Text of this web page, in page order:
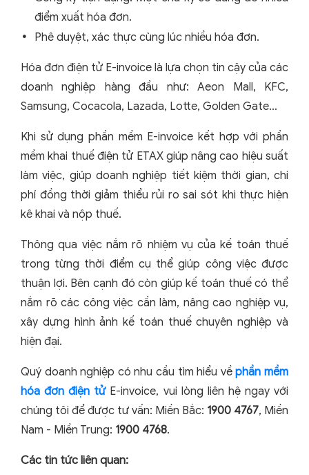
điểm xuất hóa đơn.
Phê duyệt, xác thực cùng lúc nhiều hóa đơn.
Hóa đơn điện tử E-invoice là lựa chọn tin cậy của các
doanh nghiệp hàng đầu như: Aeon Mall, KFC,
Samsung, Cocacola, Lazada, Lotte, Golden Gate…
Khi sử dụng phần mềm E-invoice kết hợp với phần
mềm khai thuế điện tử ETAX giúp nâng cao hiệu suất
làm việc, giúp doanh nghiệp tiết kiệm thời gian, chi
phí đồng thời giảm thiểu rủi ro sai sót khi thực hiện
kê khai và nộp thuế.
Thông qua việc nắm rõ nhiệm vụ của kế toán thuế
trong từng thời điểm cụ thể giúp công việc được
thuận lợi. Bên cạnh đó còn giúp kế toán thuế có thể
nắm rõ các công việc cần làm, nâng cao nghiệp vụ,
xây dựng hình ảnh kế toán thuế chuyên nghiệp và
hiện đại.
Quý doanh nghiệp có nhu cầu tìm hiểu vềphần mềm
hóa đơn điện tửE-invoice, vui lòng liên hệ ngay với
chúng tôi để được tư vấn: Miền Bắc: 1900 4767, Miền
Nam - Miền Trung: 1900 4768.
Các tin tức liên quan: